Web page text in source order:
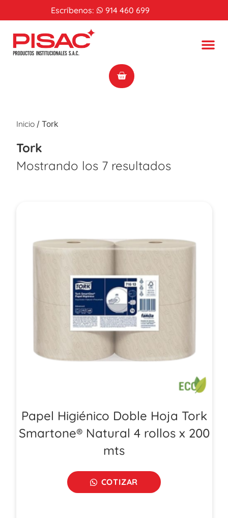
Escríbenos: 914 460 699
Inicio/ Tork
Tork
Mostrando los 7 resultados
Papel Higiénico Doble Hoja Tork
Smartone® Natural 4 rollos x 200
mts
COTIZAR